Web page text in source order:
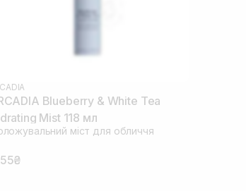
Blueberry & White Tea
Mist 118 мл
міст для обличчя